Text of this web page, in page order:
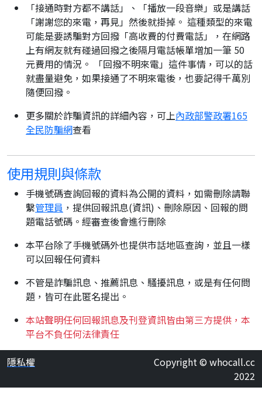
「接通時對方都不講話」、「播放一段音樂」或是講話
「謝謝您的來電，再見」然後就掛掉。 這種類型的來電
可能是要誘騙對方回撥「高收費的付費電話」，在網路
上有網友就有碰過回撥之後隔月電話帳單增加一筆 50
元費用的情況。 「回撥不明來電」這件事情，可以的話
就盡量避免，如果接通了不明來電後，也要記得千萬別
隨便回撥。
更多關於詐騙資訊的詳細內容，可上內政部警政署165
全民防騙網查看
使用規則與條款
手機號碼查詢回報的資料為公開的資料，如需刪除請聯
繫管理員 ，提供回報訊息(資訊)、刪除原因、回報的問
題電話號碼。經審查後會進行刪除
本平台除了手機號碼外也提供市話地區查詢，並且一樣
可以回報任何資料
不管是詐騙訊息、推薦訊息、騷擾訊息，或是有任何問
題，皆可在此匿名提出。
本站聲明任何回報訊息及刊登資訊皆由第三方提供，本
平台不負任何法律責任
隱私權
Copyright © whocall.cc
2022